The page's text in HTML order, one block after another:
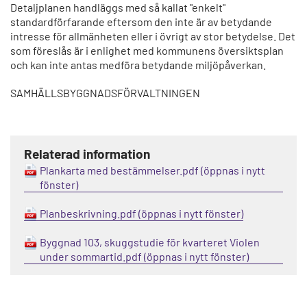
Detaljplanen handläggs med så kallat "enkelt"
standardförfarande eftersom den inte är av betydande
intresse för allmänheten eller i övrigt av stor betydelse. Det
som föreslås är i enlighet med kommunens översiktsplan
och kan inte antas medföra betydande miljöpåverkan.
SAMHÄLLSBYGGNADSFÖRVALTNINGEN
Relaterad information
Plankarta med bestämmelser.pdf
Planbeskrivning.pdf
Byggnad 103, skuggstudie för kvarteret Violen
under sommartid.pdf